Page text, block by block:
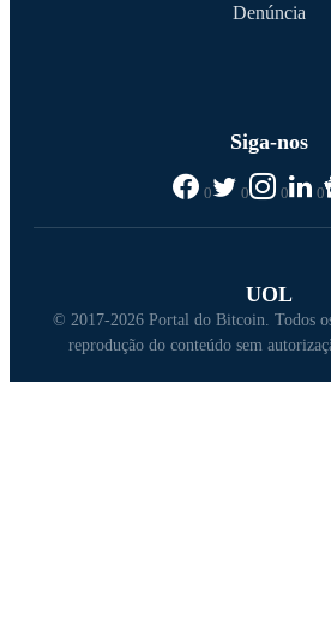
Denúncia
Siga-nos
0 0 0 0
UOL
© 2017-2026 Portal do Bitcoin. Todos
reprodução do conteúdo sem